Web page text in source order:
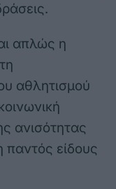
απλώς η
αθλητισμού
ανισότητας
είδους